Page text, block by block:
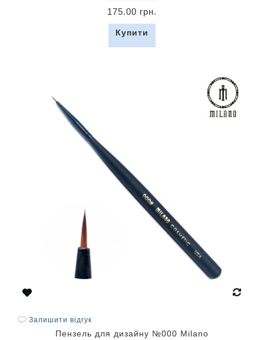
175.00 грн.
Купити
Залишити відгук
Пензель для дизайну №000 Milano